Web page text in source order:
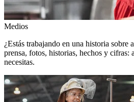
Medios
¿Estás trabajando en una historia sobre
prensa, fotos, historias, hechos y cifras:
necesitas.